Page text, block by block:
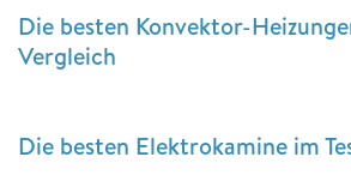
Die besten Konvektor-
Vergleich
Die besten Elektrokamine im